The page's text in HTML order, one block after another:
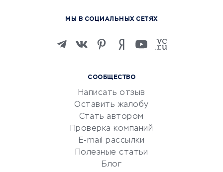
Изучение иностранных
Маркетинг и продажи
Репетиторство
Красота и здоровье
Сервисы по поиску работы
Сетевой маркетинг
СООБЩЕСТВО
Написать отзыв
Оставить жалобу
Стать автором
Проверка компаний
E-mail рассылки
Полезные статьи
Блог
МЫ В СОЦИАЛЬНЫХ СЕТЯХ